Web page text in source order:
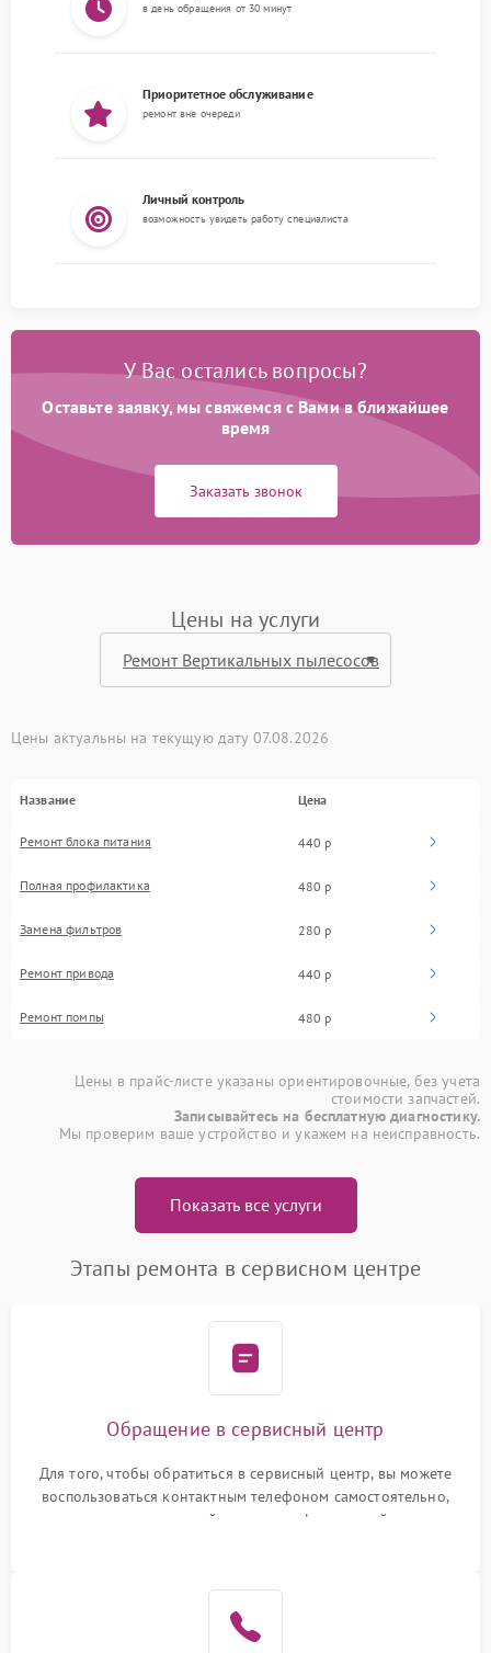
в день обращения от 30 минут
Приоритетное обслуживание
ремонт вне очереди
Личный контроль
возможность увидеть работу специалиста
У Вас остались вопросы?
Оставьте заявку, мы свяжемся с Вами в ближайшее
время
Заказать звонок
Цены на услуги
Цены актуальны на текущую дату 07.08.2026
Название Цена
Ремонт блока питания 440 р
Полная профилактика 480 р
Замена фильтров 280 р
Ремонт привода 440 р
Ремонт помпы 480 р
Цены в прайс-листе указаны ориентировочные, без учета
стоимости запчастей.
Записывайтесь на бесплатную диагностику.
Мы проверим ваше устройство и укажем на неисправность.
Показать все услуги
Этапы ремонта в сервисном центре
Обращение в сервисный центр
Для того, чтобы обратиться в сервисный центр, вы можете
воспользоваться контактным телефоном самостоятельно,
или оставить свой номер телефона на сайте